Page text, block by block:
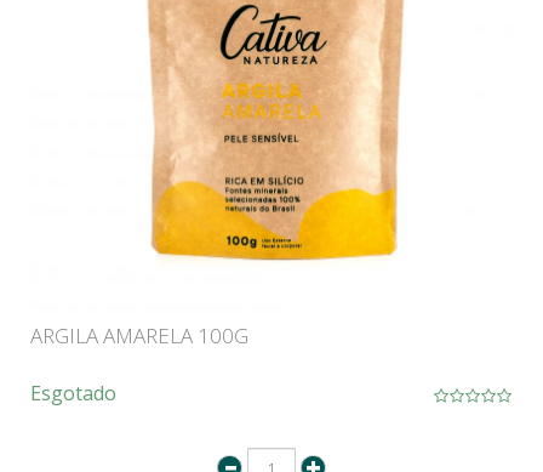
ARGILA AMARELA 100G
Esgotado